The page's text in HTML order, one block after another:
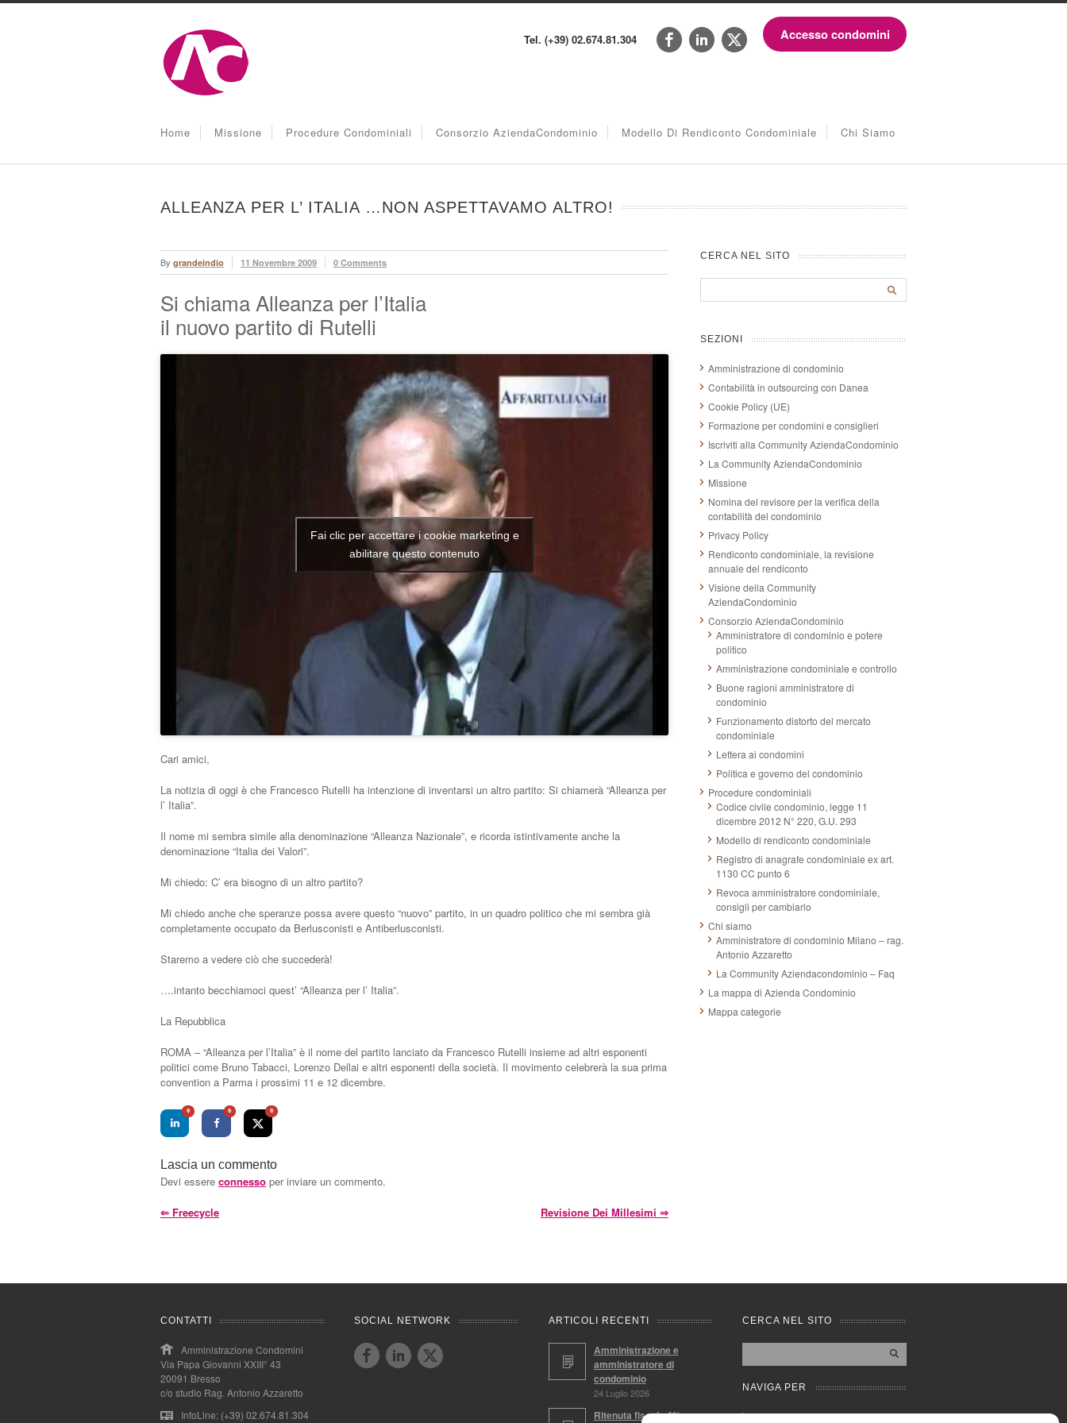
Tel. (+39) 02.674.81.304 Accesso condomini
Home Missione Procedure Condominiali Consorzio AziendaCondominio Modello Di Rendiconto Condominiale Chi Siamo
ALLEANZA PER L’ ITALIA …NON ASPETTAVAMO ALTRO!
By grandeindio 11 Novembre 2009 0 Comments
Si chiama Alleanza per l’Italia
il nuovo partito di Rutelli
Fai clic per accettare i cookie marketing e
abilitare questo contenuto
Cari amici,
La notizia di oggi è che Francesco Rutelli ha intenzione di inventarsi un altro partito: Si chiamerà “Alleanza per
l’ Italia”.
Il nome mi sembra simile alla denominazione “Alleanza Nazionale”, e ricorda istintivamente anche la
denominazione “Italia dei Valori”.
Mi chiedo: C’ era bisogno di un altro partito?
Mi chiedo anche che speranze possa avere questo “nuovo” partito, in un quadro politico che mi sembra già
completamente occupato da Berlusconisti e Antiberlusconisti.
Staremo a vedere ciò che succederà!
….intanto becchiamoci quest’ “Alleanza per l’ Italia”.
La Repubblica
ROMA – “Alleanza per l’Italia” è il nome del partito lanciato da Francesco Rutelli insieme ad altri esponenti
politici come Bruno Tabacci, Lorenzo Dellai e altri esponenti della società. Il movimento celebrerà la sua prima
convention a Parma i prossimi 11 e 12 dicembre.
0 0 0
Lascia un commento
Devi essere connesso per inviare un commento.
⇐ Freecycle Revisione Dei Millesimi ⇒
CERCA NEL SITO
SEZIONI
Amministrazione di condominio
Contabilità in outsourcing con Danea
Cookie Policy (UE)
Formazione per condomini e consiglieri
Iscriviti alla Community AziendaCondominio
La Community AziendaCondominio
Missione
Nomina del revisore per la verifica della
contabilità del condominio
Privacy Policy
Rendiconto condominiale, la revisione
annuale del rendiconto
Visione della Community
AziendaCondominio
Consorzio AziendaCondominio
Amministratore di condominio e potere
politico
Amministrazione condominiale e controllo
Buone ragioni amministratore di
condominio
Funzionamento distorto del mercato
condominiale
Lettera ai condomini
Politica e governo del condominio
Procedure condominiali
Codice civile condominio, legge 11
dicembre 2012 N° 220, G.U. 293
Modello di rendiconto condominiale
Registro di anagrafe condominiale ex art.
1130 CC punto 6
Revoca amministratore condominiale,
consigli per cambiarlo
Chi siamo
Amministratore di condominio Milano – rag.
Antonio Azzaretto
La Community Aziendacondominio – Faq
La mappa di Azienda Condominio
Mappa categorie
CONTATTI
Amministrazione Condomini
Via Papa Giovanni XXIII° 43
20091 Bresso
c/o studio Rag. Antonio Azzaretto
InfoLine: (+39) 02.674.81.304
SOCIAL NETWORK ARTICOLI RECENTI
Amministrazione e
amministratore di
condominio
24 Luglio 2026
Ritenuta fiscale 4%,
CERCA NEL SITO
NAVIGA PER
Mappa completa